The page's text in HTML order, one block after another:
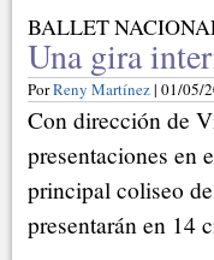
BALLET
Una gira
PorReny Martínez| 01/05/
Con dirección de
presentaciones en
principal coliseo
presentarán en 14